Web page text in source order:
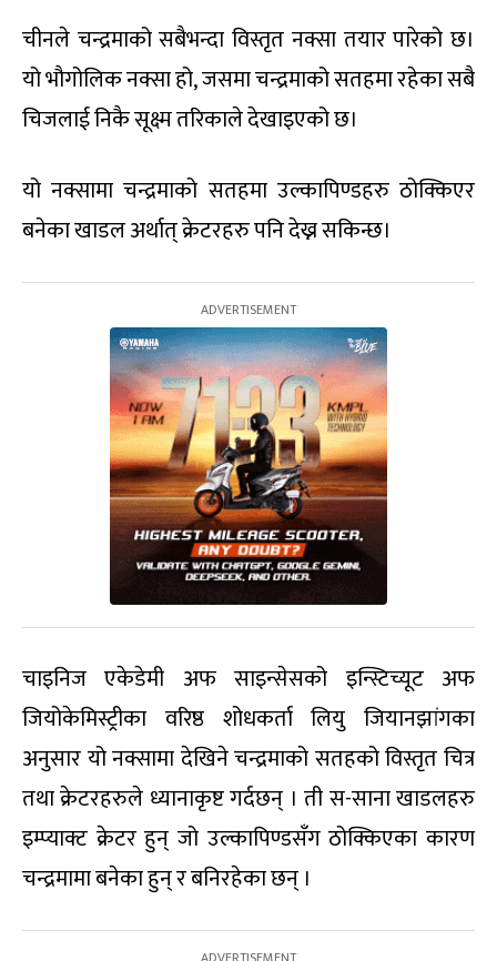
चीनले चन्द्रमाको सबैभन्दा विस्तृत नक्सा तयार पारेको छ।
यो भौगोलिक नक्सा हो, जसमा चन्द्रमाको सतहमा रहेका सबै
चिजलाई निकै सूक्ष्म तरिकाले देखाइएको छ।
यो नक्सामा चन्द्रमाको सतहमा उल्कापिण्डहरु ठोक्किएर
बनेका खाडल अर्थात् क्रेटरहरु पनि देख्न सकिन्छ।
चाइनिज एकेडेमी अफ साइन्सेसको इन्स्टिच्यूट अफ
जियोकेमिस्ट्रीका वरिष्ठ शोधकर्ता लियु जियानझांगका
अनुसार यो नक्सामा देखिने चन्द्रमाको सतहको विस्तृत चित्र
तथा क्रेटरहरुले ध्यानाकृष्ट गर्दछन् । ती स-साना खाडलहरु
इम्प्याक्ट क्रेटर हुन् जो उल्कापिण्डसँग ठोक्किएका कारण
चन्द्रमामा बनेका हुन् र बनिरहेका छन् ।